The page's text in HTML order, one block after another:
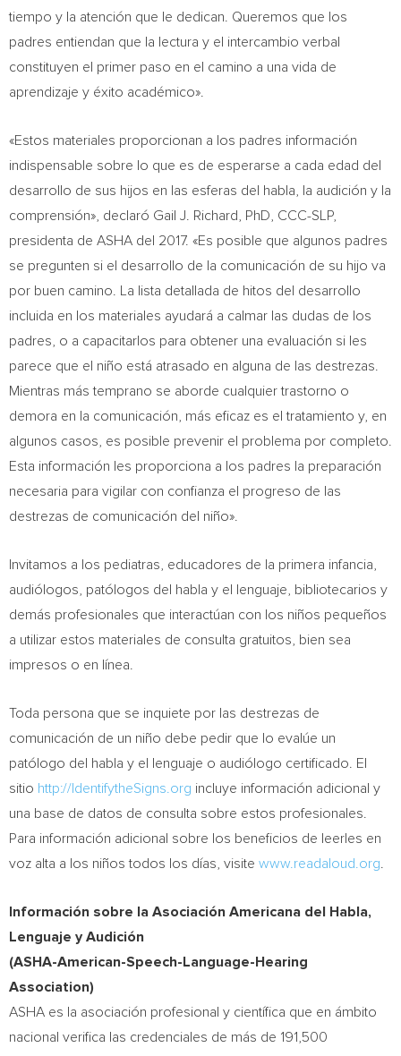
tiempo y la atención que le dedican. Queremos que los
padres entiendan que la lectura y el intercambio verbal
constituyen el primer paso en el camino a una vida de
aprendizaje y éxito académico».
«Estos materiales proporcionan a los padres información
indispensable sobre lo que es de esperarse a cada edad del
desarrollo de sus hijos en las esferas del habla, la audición y la
comprensión», declaró Gail J. Richard
, PhD, CCC-SLP,
presidenta de ASHA del 2017. «Es posible que algunos padres
se pregunten si el desarrollo de la comunicación de su hijo va
por buen camino. La lista detallada de hitos del desarrollo
incluida en los materiales ayudará a calmar las dudas de los
padres, o a capacitarlos para obtener una evaluación si les
parece que el niño está atrasado en alguna de las destrezas.
Mientras más temprano se aborde cualquier trastorno o
demora en la comunicación, más eficaz es el tratamiento y, en
algunos casos, es posible prevenir el problema por completo.
Esta información les proporciona a los padres la preparación
necesaria para vigilar con confianza el progreso de las
destrezas de comunicación del niño».
Invitamos a los pediatras, educadores de la primera infancia,
audiólogos, patólogos del habla y el lenguaje, bibliotecarios y
demás profesionales que interactúan con los niños pequeños
a utilizar estos materiales de consulta gratuitos, bien sea
impresos o en línea.
Toda persona que se inquiete por las destrezas de
comunicación de un niño debe pedir que lo evalúe un
patólogo del habla y el lenguaje o audiólogo certificado. El
sitio http://IdentifytheSigns.org incluye información adicional y
una base de datos de consulta sobre estos profesionales.
Para información adicional sobre los beneficios de leerles en
voz alta a los niños todos los días, visite www.readaloud.org
Información sobre la Asociación Americana del Habla,
Lenguaje y Audición
(ASHA-American-Speech-Language-Hearing
Association)
ASHA es la asociación profesional y científica que en ámbito
nacional verifica las credenciales de más de 191,500